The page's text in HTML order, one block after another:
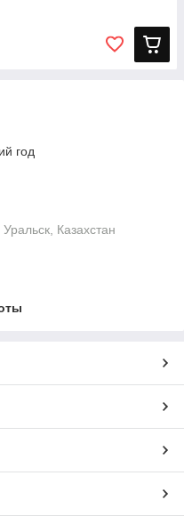
год
Казахстан